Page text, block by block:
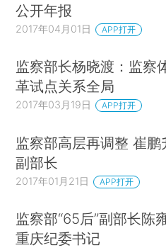
公开年报
2017年04月01日 APP打开
监察部长杨晓渡：监察
革试点关系全局
2017年03月19日 APP打开
监察部高层再调整 崔鹏
副部长
2017年01月21日 APP打开
监察部“65后”副部长陈
重庆纪委书记